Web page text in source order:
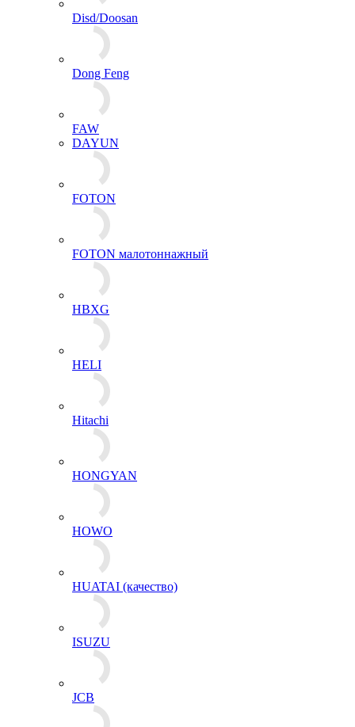
Disd/Doosan
Dong Feng
FAW
DAYUN
FOTON
FOTON малотоннажный
HBXG
HELI
Hitachi
HONGYAN
HOWO
HUATAI (качество)
ISUZU
JCB